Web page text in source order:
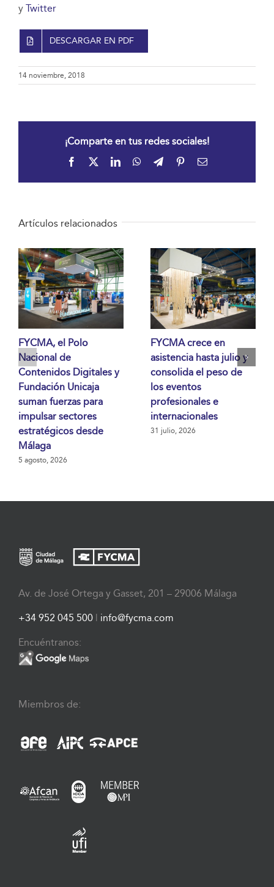
y Twitter
DESCARGAR EN PDF
14 noviembre, 2018
¡Comparte en tus redes sociales!
Facebook LinkedInWhatsApp
TelegramPinterestCorreo
Artículos relacionados
FYCMA, el Polo
Nacional de
Contenidos Digitales y
Fundación Unicaja
suman fuerzas para
impulsar sectores
estratégicos desde
Málaga
5 agosto, 2026
FYCMA crece en
asistencia hasta julio y
consolida el peso de
los eventos
profesionales e
internacionales
31 julio, 2026
Av. de José Ortega y Gasset, 201 – 29006 Málaga
+34 952 045 500 info@fycma.com
Encuéntranos:
Miembros de: